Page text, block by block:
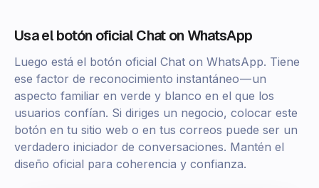
Usa el botón oficial Chat on WhatsApp
Luego está el botón oficial Chat on WhatsApp. Tiene
ese factor de reconocimiento instantáneo — un
aspecto familiar en verde y blanco en el que los
usuarios confían. Si diriges un negocio, colocar este
botón en tu sitio web o en tus correos puede ser un
verdadero iniciador de conversaciones. Mantén el
diseño oficial para coherencia y confianza.